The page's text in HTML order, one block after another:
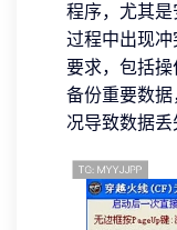
程序，尤其
过程中出现
要求，包括操
备份重要数
况导致数据丢